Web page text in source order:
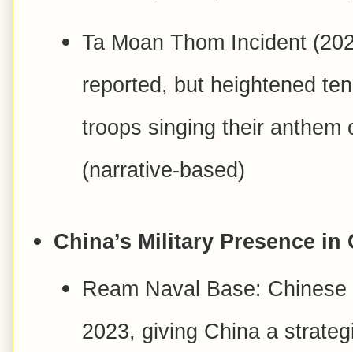
Ta Moan Thom Incident
reported, but heightened
troops singing their anthem
(narrative-based)
China’s Military Presence in
Ream Naval Base:
2023, giving China a